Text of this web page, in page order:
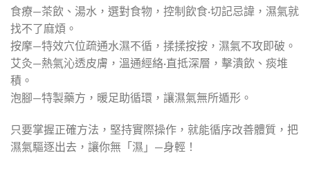
食療—茶飲、湯水，選對食物，控制飲食·切記忌諱，濕氣就
找不了麻煩。
按摩—特效穴位疏通水濕不循，揉揉按按，濕氣不攻即破。
艾灸—熱氣沁透皮膚，溫通經絡·直抵深層，擊潰飲、痰堆
積。
泡腳—特製藥方，暖足助循環，讓濕氣無所遁形。
只要掌握正確方法，堅持實際操作，就能循序改善體質，把
濕氣驅逐出去，讓你無「濕」—身輕！